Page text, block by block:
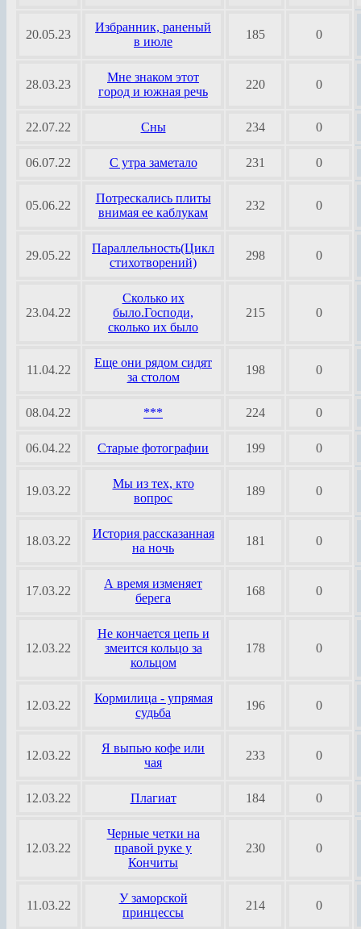
20.05.23
Избранник, раненый
в июле
185 0
28.03.23
Мне знаком этот
город и южная речь
220 0
22.07.22 Сны 234 0
06.07.22 С утра заметало 231 0
05.06.22
Потрескались плиты
внимая ее каблукам
232 0
29.05.22
Параллельность(Цикл
стихотворений)
298 0
23.04.22
Сколько их
было.Господи,
сколько их было
215 0
11.04.22
Еще они рядом сидят
за столом
198 0
08.04.22 *** 224 0
06.04.22 Старые фотографии 199 0
19.03.22
Мы из тех, кто
вопрос
189 0
18.03.22
История рассказанная
на ночь
181 0
17.03.22
А время изменяет
берега
168 0
12.03.22
Не кончается цепь и
змеится кольцо за
кольцом
178 0
12.03.22
Кормилица - упрямая
судьба
196 0
12.03.22
Я выпью кофе или
чая
233 0
12.03.22 Плагиат 184 0
12.03.22
Черные четки на
правой руке у
Кончиты
230 0
11.03.22
У заморской
принцессы
214 0